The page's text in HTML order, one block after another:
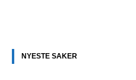
NYESTE SAKER